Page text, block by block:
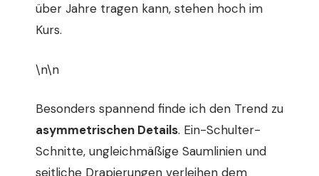
über Jahre tragen kann, stehen hoch im
Kurs.
\n\n
Besonders spannend finde ich den Trend zu
asymmetrischen Details. Ein-Schulter-
Schnitte, ungleichmäßige Saumlinien und
seitliche Drapierungen verleihen dem